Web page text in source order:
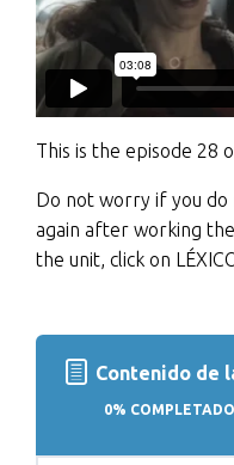
This is the episode 28
Do not worry if you do
again after working
the unit, click on
Contenido de
0% COMPLETADO